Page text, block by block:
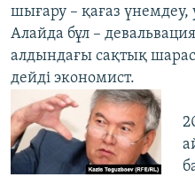
шығару – қағаз
Алайда бұл –
алдындағы сақтық
дейді экономист.